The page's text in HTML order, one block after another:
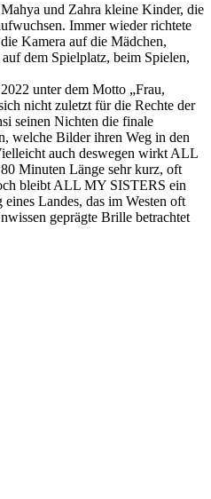
und Zahra kleine Kinder, die
Immer wieder richtete
Kamera auf die Mädchen,
dem Spielplatz, beim Spielen,
unter dem Motto „Frau,
nicht zuletzt für die Rechte der
seinen Nichten die finale
welche Bilder ihren Weg in den
auch deswegen wirkt ALL
Minuten Länge sehr kurz, oft
bleibt ALL MY SISTERS ein
Landes, das im Westen oft
geprägte Brille betrachtet